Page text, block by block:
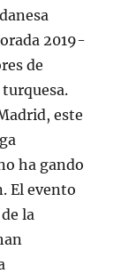
2019-
de
este
ha gando
El evento
la